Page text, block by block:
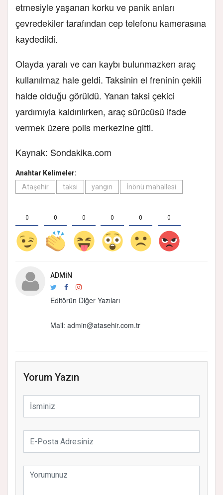
etmesiyle yaşanan korku ve panik anları
çevredekiler tarafından cep telefonu kamerasına
kaydedildi.
Olayda yaralı ve can kaybı bulunmazken araç
kullanılmaz hale geldi. Taksinin el freninin çekili
halde olduğu görüldü. Yanan taksi çekici
yardımıyla kaldırılırken, araç sürücüsü ifade
vermek üzere polis merkezine gitti.
Kaynak: Sondakika.com
Anahtar Kelimeler:
Ataşehir
taksi yangın İnönü mahallesi
0 0 0 0 0 0
ADMIN
Editörün Diğer Yazıları
Mail: admin@atasehir.com.tr
Yorum Yazın